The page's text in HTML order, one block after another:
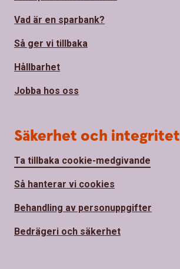
Vad är en sparbank?
Så ger vi tillbaka
Hållbarhet
Jobba hos oss
Säkerhet och integritet
Ta tillbaka cookie-medgivande
Så hanterar vi cookies
Behandling av personuppgifter
Bedrägeri och säkerhet